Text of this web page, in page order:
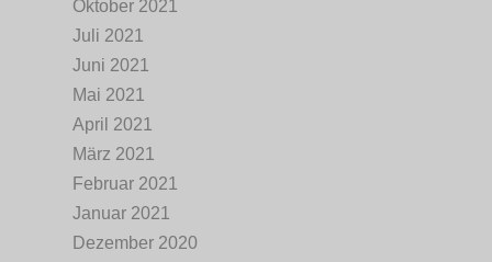
Oktober 2021
Juli 2021
Juni 2021
Mai 2021
April 2021
März 2021
Februar 2021
Januar 2021
Dezember 2020